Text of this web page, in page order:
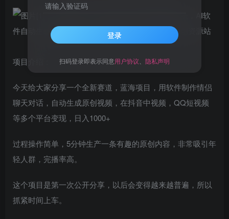
项目介绍：
今天给大家分享一个全新赛道，蓝海项目，用软件制作情侣
聊天对话，自动生成原创视频，在抖音中视频，QQ短视频
等多个平台变现，日入1000+
过程操作简单，5分钟生产一条有趣的原创内容，非常吸引年
轻人群，完播率高。
这个项目是第一次公开分享，以后会变得越来越普遍，所以
抓紧时间上车。
请输入验证码
登录
扫码登录即表示同意用户协议 隐私声明